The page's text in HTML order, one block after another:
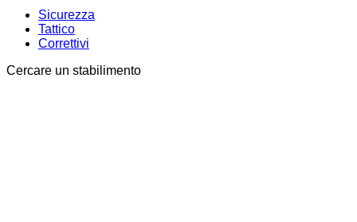
Sicurezza
Tattico
Correttivi
Cercare un stabilimento